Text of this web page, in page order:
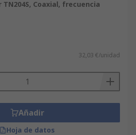
TN204S, Coaxial, frecuencia
32,03 €/unidad
Añadir
Hoja de datos